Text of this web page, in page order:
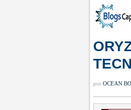
por OCEAN